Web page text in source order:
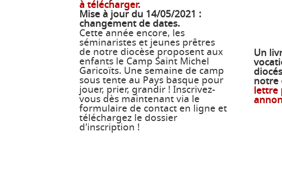
à télécharger.
Mise à jour du 14/05/2021 :
changement de dates.
Cette année encore, les
séminaristes et jeunes prêtres
de notre diocèse proposent aux
enfants le Camp Saint Michel
Garicoïts. Une semaine de camp
sous tente au Pays basque pour
jouer, prier, grandir ! Inscrivez-
vous dès maintenant via le
formulaire de contact en ligne et
téléchargez le dossier
d'inscription !
Un
notre
lettre